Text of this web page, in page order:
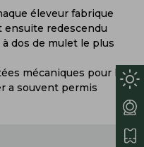
éleveur fabrique
ensuite redescendu
dos de mulet le plus
mécaniques pour les
a souvent permis